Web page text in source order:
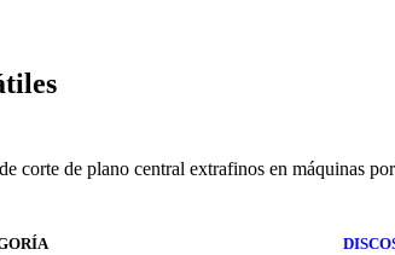
corte de plano central extrafinos en máquinas